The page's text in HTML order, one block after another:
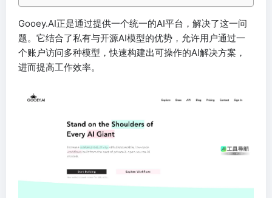
Gooey.AI正是通过提供一个统一的AI平台，解决了这一问
题。它结合了私有与开源AI模型的优势，允许用户通过一
个账户访问多种模型，快速构建出可操作的AI解决方案，
进而提高工作效率。